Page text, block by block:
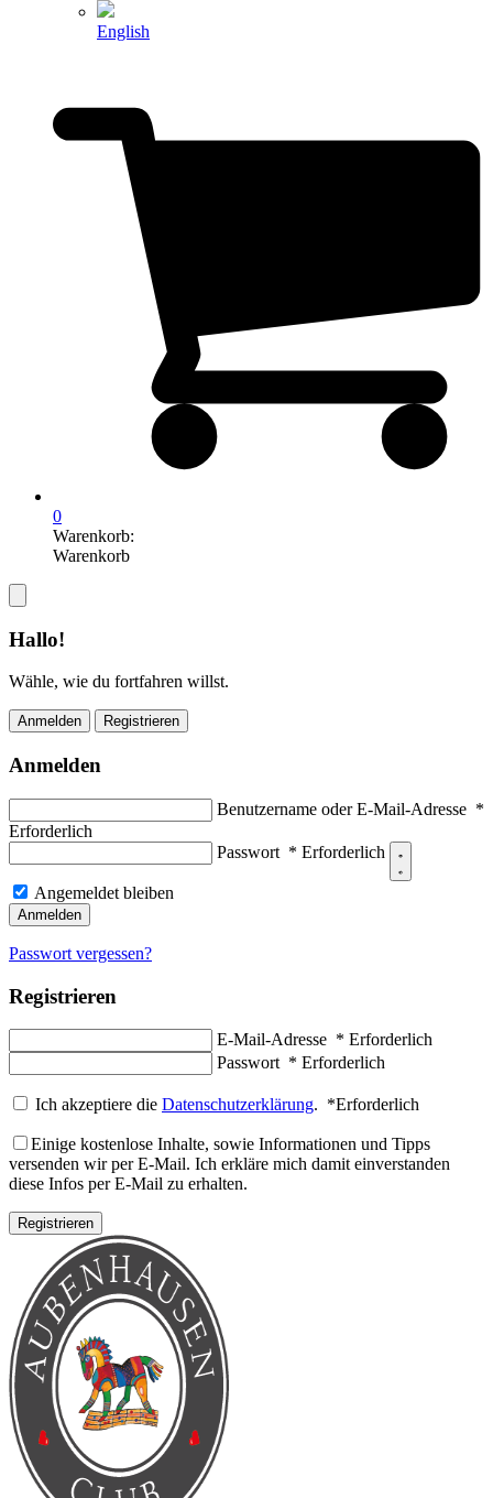
English
0
Warenkorb:
Warenkorb
Hallo!
Wähle, wie du fortfahren willst.
Anmelden Registrieren
Anmelden
Benutzername oder E-Mail-Adresse *
Erforderlich
Passwort * Erforderlich
Angemeldet bleiben
Anmelden
Passwort vergessen?
Registrieren
E-Mail-Adresse * Erforderlich
Passwort * Erforderlich
Ich akzeptiere die Datenschutzerklärung. *Erforderlich
Einige kostenlose Inhalte, sowie Informationen und Tipps
versenden wir per E-Mail. Ich erkläre mich damit einverstanden
diese Infos per E-Mail zu erhalten.
Registrieren